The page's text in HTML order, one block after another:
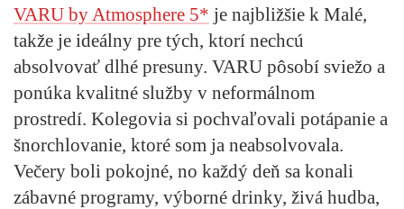
VARU by Atmosphere 5* je najbližšie k Malé,
takže je ideálny pre tých, ktorí nechcú
absolvovať dlhé presuny. VARU pôsobí sviežo a
ponúka kvalitné služby v neformálnom
prostredí. Kolegovia si pochvaľovali potápanie a
šnorchlovanie, ktoré som ja neabsolvovala.
Večery boli pokojné, no každý deň sa konali
zábavné programy, výborné drinky, živá hudba,